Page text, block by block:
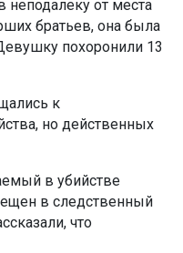
от места
братьев, она была
похоронили 13
к
но действенных
в убийстве
в следственный
что